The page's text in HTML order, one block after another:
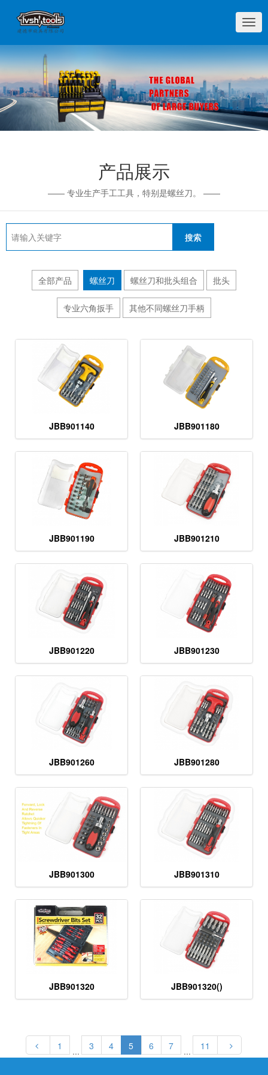
切
换
导
航
产品展示
—— 专业生产手工工具，特别是螺丝刀。 ——
搜索
全部产品 螺丝刀 螺丝刀和批头组合 批头
专业六角扳手 其他不同螺丝刀手柄
JBB901140 JBB901180
JBB901190 JBB901210
JBB901220 JBB901230
JBB901260 JBB901280
JBB901300 JBB901310
JBB901320 JBB901320()
1 ... 3 4 5 6 7 ... 11